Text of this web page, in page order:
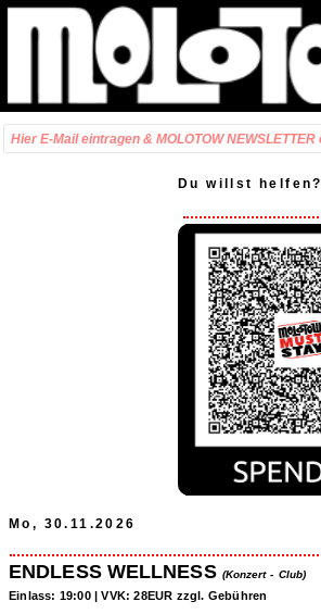
Du willst helfen?
Mo, 30.11.2026
ENDLESS WELLNESS (Konzert - Club)
Einlass: 19:00 | VVK: 28EUR zzgl. Gebühren